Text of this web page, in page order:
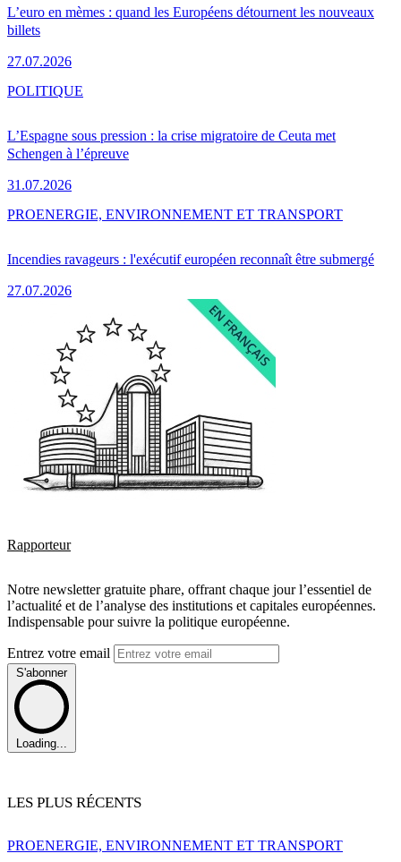
L’euro en mèmes : quand les Européens détournent les nouveaux
billets
27.07.2026
L’Espagne sous pression : la crise migratoire de Ceuta met
Schengen à l’épreuve
31.07.2026
POLITIQUE
Incendies ravageurs : l'exécutif européen reconnaît être submergé
27.07.2026
PROENERGIE, ENVIRONNEMENT ET TRANSPORT
Rapporteur
Notre newsletter gratuite phare, offrant chaque jour l’essentiel de
l’actualité et de l’analyse des institutions et capitales européennes.
Indispensable pour suivre la politique européenne.
Entrez votre email
S'abonner
Loading...
LES PLUS RÉCENTS
PROENERGIE, ENVIRONNEMENT ET TRANSPORT